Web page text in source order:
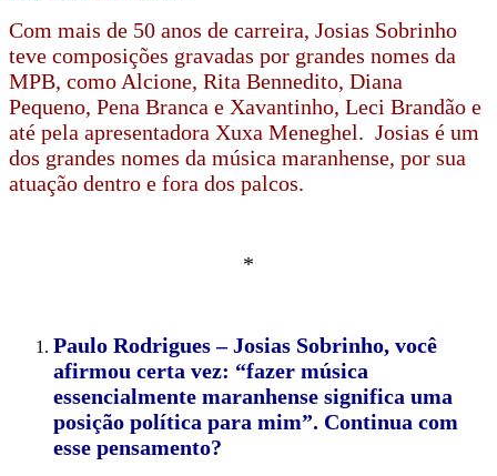
Com mais de 50 anos de carreira, Josias Sobrinho
teve composições gravadas por grandes nomes da
MPB, como Alcione, Rita Bennedito, Diana
Pequeno, Pena Branca e Xavantinho, Leci Brandão e
até pela apresentadora Xuxa Meneghel. Josias é um
dos grandes nomes da música maranhense, por sua
atuação dentro e fora dos palcos.
*
Paulo Rodrigues – Josias Sobrinho, você
afirmou certa vez: “fazer música
essencialmente maranhense significa uma
posição política para mim”. Continua com
esse pensamento?